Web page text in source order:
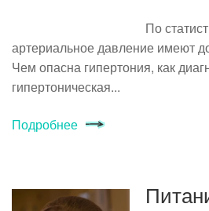
По
артериальное давление имеют
Чем опасна гипертония, как
гипертоническая...
Подробнее